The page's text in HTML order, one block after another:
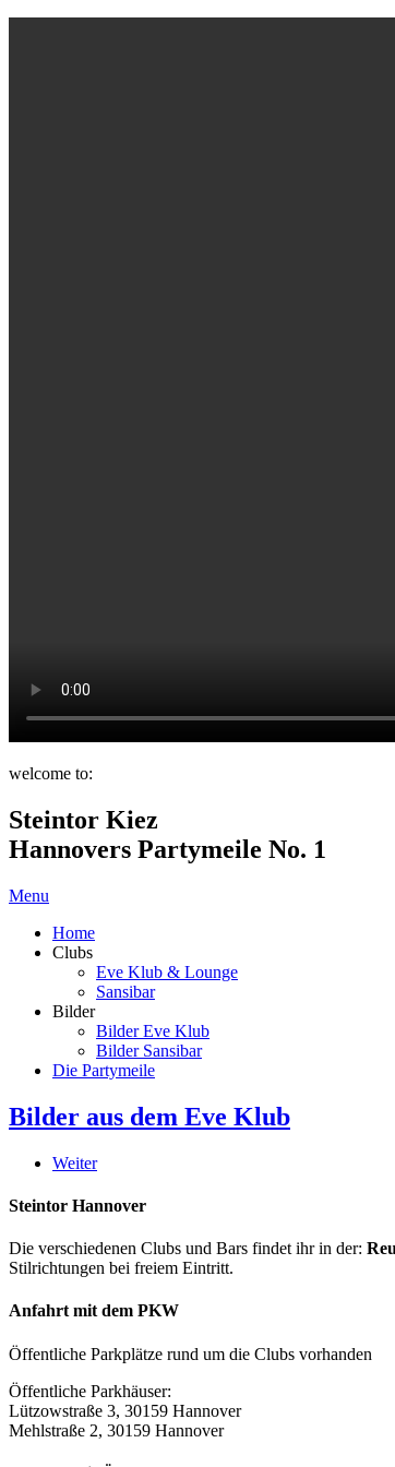
welcome to:
Steintor Kiez
Hannovers Partymeile No. 1
Menu
Home
Clubs
Eve Klub & Lounge
Sansibar
Bilder
Bilder Eve Klub
Bilder Sansibar
Die Partymeile
Bilder aus dem Eve Klub
Weiter
Steintor Hannover
Die verschiedenen Clubs und Bars findet ihr in der:
Stilrichtungen bei freiem Eintritt.
Anfahrt mit dem PKW
Öffentliche Parkplätze rund um die Clubs vorhanden
Öffentliche Parkhäuser:
Lützowstraße 3, 30159 Hannover
Mehlstraße 2, 30159 Hannover